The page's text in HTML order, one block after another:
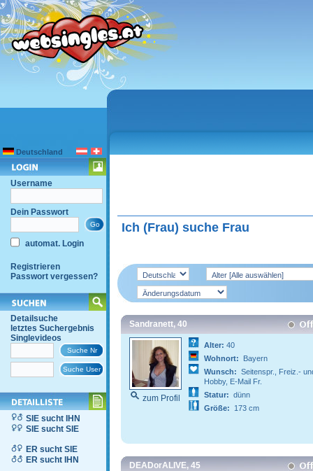
Deutschland
Username
Dein Passwort
automat. Login
Registrieren
Passwort vergessen?
Detailsuche
letztes Suchergebnis
Singlevideos
SIE sucht IHN
SIE sucht SIE
ER sucht SIE
ER sucht IHN
Ich (Frau) suche Frau
Sandranett, 40
zum Profil
Alter: 40
Wohnort:
Bayern
Wunsch: Seitenspr., Freiz.-
Hobby, E-Mail Fr.
Statur: dünn
Größe:
173 cm
DEADorALIVE, 45